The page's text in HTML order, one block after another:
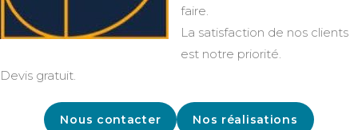
faire.
La satisfaction de nos clients
est notre priorité.
Devis gratuit.
Nous contacter Nos réalisations